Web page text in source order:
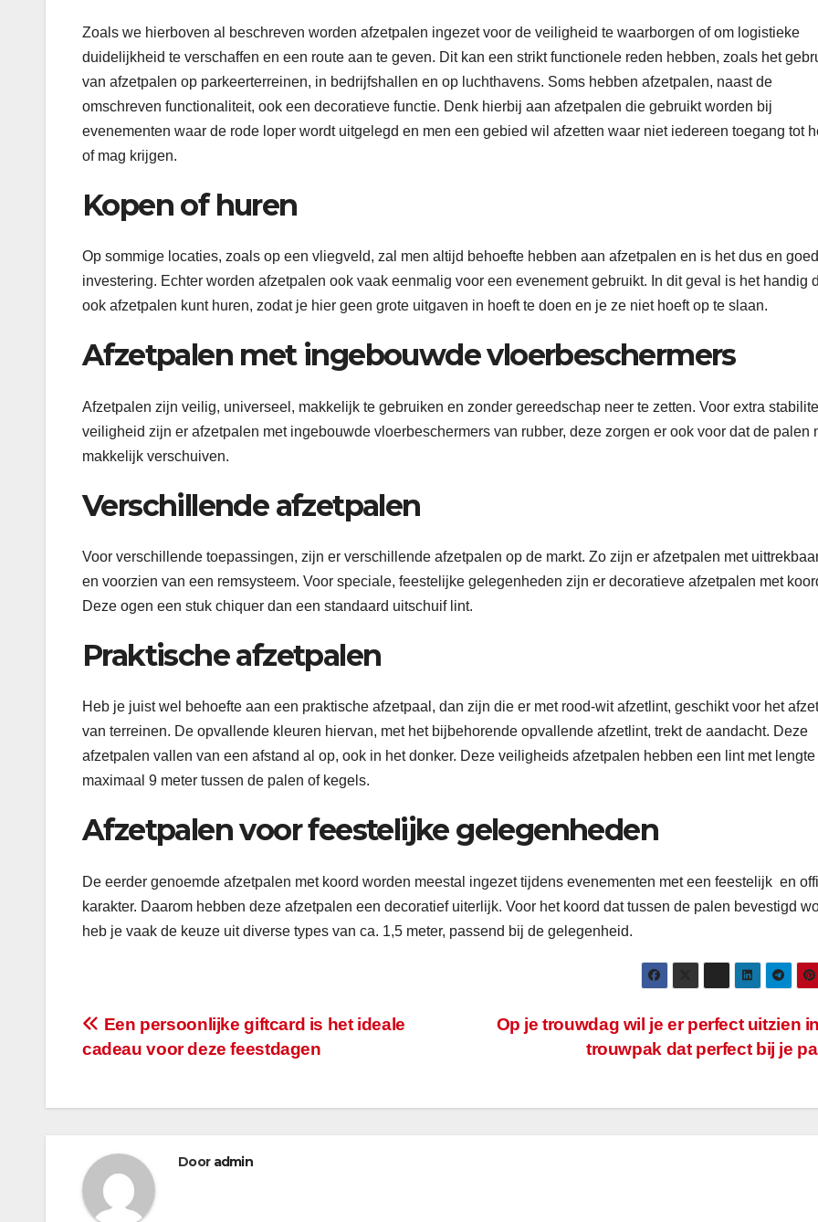
Zoals we hierboven al beschreven worden afzetpalen ingezet voor de veiligheid te waarborgen of om logistieke
duidelijkheid te verschaffen en een route aan te geven. Dit kan een strikt functionele reden hebben, zoals het
van afzetpalen op parkeerterreinen, in bedrijfshallen en op luchthavens. Soms hebben afzetpalen, naast de
omschreven functionaliteit, ook een decoratieve functie. Denk hierbij aan afzetpalen die gebruikt worden bij
evenementen waar de rode loper wordt uitgelegd en men een gebied wil afzetten waar niet iedereen toegang tot
of mag krijgen.
Kopen of huren
Op sommige locaties, zoals op een vliegveld, zal men altijd behoefte hebben aan afzetpalen en is het dus en
investering. Echter worden afzetpalen ook vaak eenmalig voor een evenement gebruikt. In dit geval is het handig
ook afzetpalen kunt huren, zodat je hier geen grote uitgaven in hoeft te doen en je ze niet hoeft op te slaan.
Afzetpalen met ingebouwde vloerbeschermers
Afzetpalen zijn veilig, universeel, makkelijk te gebruiken en zonder gereedschap neer te zetten. Voor extra
veiligheid zijn er afzetpalen met ingebouwde vloerbeschermers van rubber, deze zorgen er ook voor dat de palen
makkelijk verschuiven.
Verschillende afzetpalen
Voor verschillende toepassingen, zijn er verschillende afzetpalen op de markt. Zo zijn er afzetpalen met
en voorzien van een remsysteem. Voor speciale, feestelijke gelegenheden zijn er decoratieve afzetpalen met
Deze ogen een stuk chiquer dan een standaard uitschuif lint.
Praktische afzetpalen
Heb je juist wel behoefte aan een praktische afzetpaal, dan zijn die er met rood-wit afzetlint, geschikt voor het
van terreinen. De opvallende kleuren hiervan, met het bijbehorende opvallende afzetlint, trekt de aandacht. Deze
afzetpalen vallen van een afstand al op, ook in het donker. Deze veiligheids afzetpalen hebben een lint met lengte
maximaal 9 meter tussen de palen of kegels.
Afzetpalen voor feestelijke gelegenheden
De eerder genoemde afzetpalen met koord worden meestal ingezet tijdens evenementen met een feestelijk en
karakter. Daarom hebben deze afzetpalen een decoratief uiterlijk. Voor het koord dat tussen de palen bevestigd
heb je vaak de keuze uit diverse types van ca. 1,5 meter, passend bij de gelegenheid.
Bericht
Op je trouwdag wil je er perfect uitzien
trouwpak dat perfect bij je
Een persoonlijke giftcard is het ideale
cadeau voor deze feestdagen
Door admin